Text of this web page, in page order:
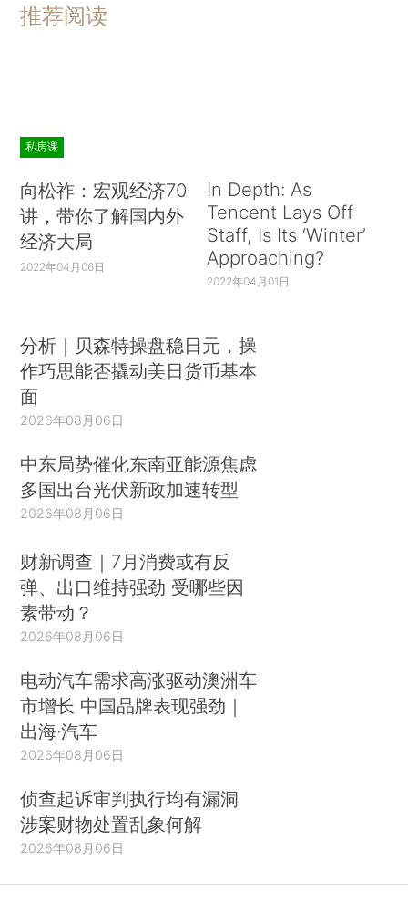
推荐阅读
私房课
向松祚：宏观经济70
讲，带你了解国内外
经济大局
2022年04月06日
In Depth: As
Tencent Lays Off
Staff, Is Its ‘Winter’
Approaching?
2022年04月01日
分析｜贝森特操盘稳日元，操
作巧思能否撬动美日货币基本
面
2026年08月06日
中东局势催化东南亚能源焦虑
多国出台光伏新政加速转型
2026年08月06日
财新调查｜7月消费或有反
弹、出口维持强劲 受哪些因
素带动？
2026年08月06日
电动汽车需求高涨驱动澳洲车
市增长 中国品牌表现强劲｜
出海·汽车
2026年08月06日
侦查起诉审判执行均有漏洞
涉案财物处置乱象何解
2026年08月06日